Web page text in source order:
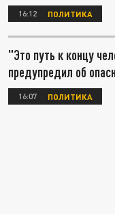
16:12 ПОЛИТИКА
"Это путь к концу
предупредил об
16:07 ПОЛИТИКА